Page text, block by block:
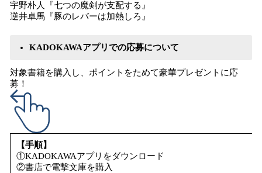
宇野朴人『七つの魔剣が支配する』
逆井卓馬『豚のレバーは加熱しろ』
KADOKAWAアプリでの応募について
対象書籍を購入し、ポイントをためて豪華プレゼントに応
募！
【手順】
①KADOKAWAアプリをダウンロード
②書店で電撃文庫を購入